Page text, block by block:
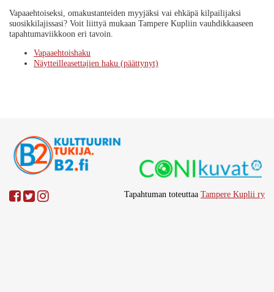
Vapaaehtoiseksi, omakustanteiden myyjäksi vai ehkäpä kilpailijaksi
suosikkilajissasi? Voit liittyä mukaan Tampere Kupliin vauhdikkaaseen
tapahtumaviikkoon eri tavoin.
Vapaaehtoishaku
Näytteilleasettajien haku (päättynyt)
Tapahtuman toteuttaa Tampere Kuplii ry